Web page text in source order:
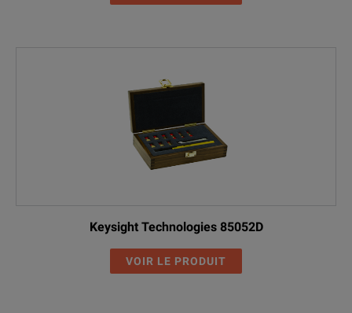
Keysight Technologies 85052D
VOIR LE PRODUIT